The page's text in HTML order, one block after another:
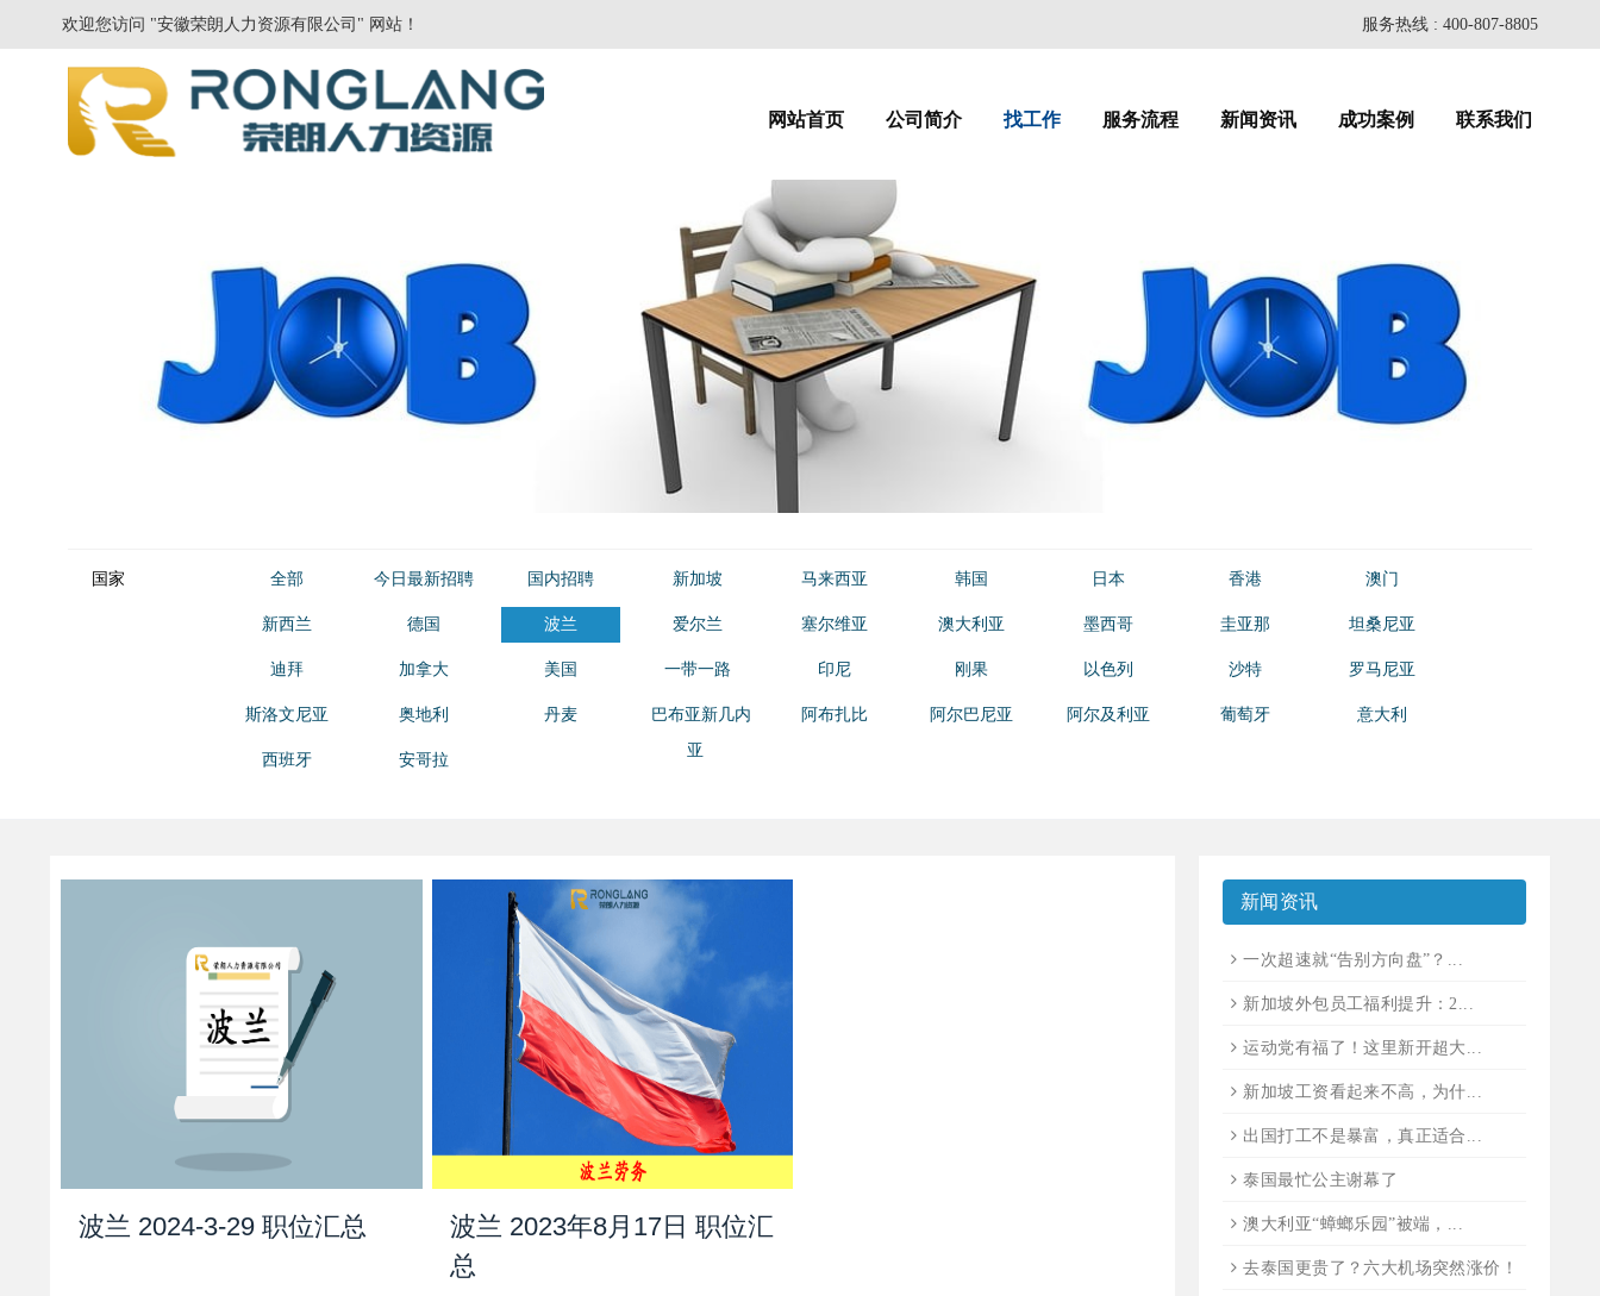
欢迎您访问 "安徽荣朗人力资源有限公司" 网站！ 服务热线 : 400-807-8805
网站首页 公司简介 找工作 服务流程 新闻资讯 成功案例 联系我们
国家 全部 今日最新招聘 国内招聘 新加坡 马来西亚 韩国 日本 香港 澳门
新西兰 德国 波兰 爱尔兰 塞尔维亚 澳大利亚 墨西哥 圭亚那 坦桑尼亚
迪拜 加拿大 美国 一带一路 印尼 刚果 以色列 沙特 罗马尼亚
斯洛文尼亚 奥地利 丹麦
巴布亚新几内
亚
阿布扎比 阿尔巴尼亚 阿尔及利亚 葡萄牙 意大利
西班牙 安哥拉
波兰 2024-3-29 职位汇总
波兰 2023年8月17日 职位汇
总
新闻资讯
一次超速就“告别方向盘”？...
新加坡外包员工福利提升：2...
运动党有福了！这里新开超大...
新加坡工资看起来不高，为什...
出国打工不是暴富，真正适合...
泰国最忙公主谢幕了
澳大利亚“蟑螂乐园”被端，...
去泰国更贵了？六大机场突然涨价！